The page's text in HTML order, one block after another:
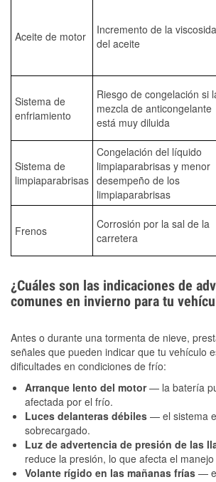
Aceite de motor
Incremento de la
del aceite
Sistema de
enfriamiento
Riesgo de congelación si
mezcla de anticongelante
está muy diluida
Sistema de
limpiaparabrisas
Congelación del líquido
limpiaparabrisas y menor
desempeño de los
limpiaparabrisas
Frenos
Corrosión por la sal de la
carretera
¿Cuáles son las indicaciones de
comunes en invierno para tu
Antes o durante una tormenta de nieve,
señales que pueden indicar que tu vehículo
dificultades en condiciones de frío:
Arranque lento del motor— la batería
afectada por el frío.
Luces delanteras débiles — el sistema
sobrecargado.
Luz de advertencia de presión de las
reduce la presión, lo que afecta el
Volante rígido en las mañanas frías —